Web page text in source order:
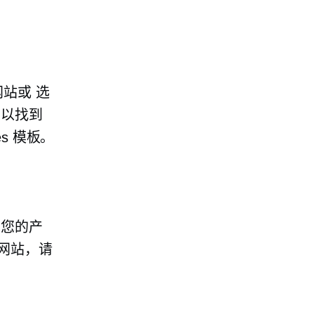
站或选
找到
模板。
的产
站，请